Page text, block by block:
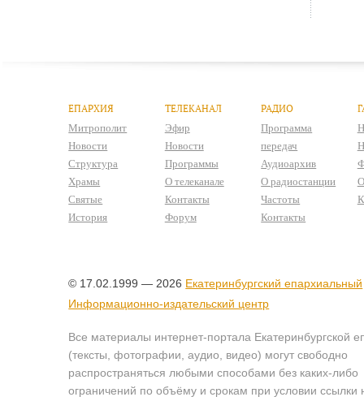
ЕПАРХИЯ
Митрополит
Новости
Структура
Храмы
Святые
История
ТЕЛЕКАНАЛ
Эфир
Новости
Программы
О телеканале
Контакты
Форум
РАДИО
Программа
передач
Аудиоархив
О радиостанции
Частоты
Контакты
© 17.02.1999 — 2026 Екатеринбургский епархиальный
Информационно-издательский центр
Все материалы интернет-портала Екатеринбургской
(тексты, фотографии, аудио, видео) могут свободно
распространяться любыми способами без каких-либо
ограничений по объёму и срокам при условии ссылки